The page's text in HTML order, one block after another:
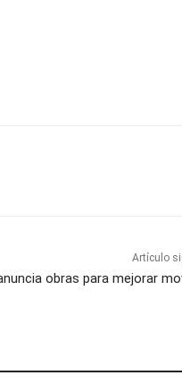
Artículo
obras para mejorar